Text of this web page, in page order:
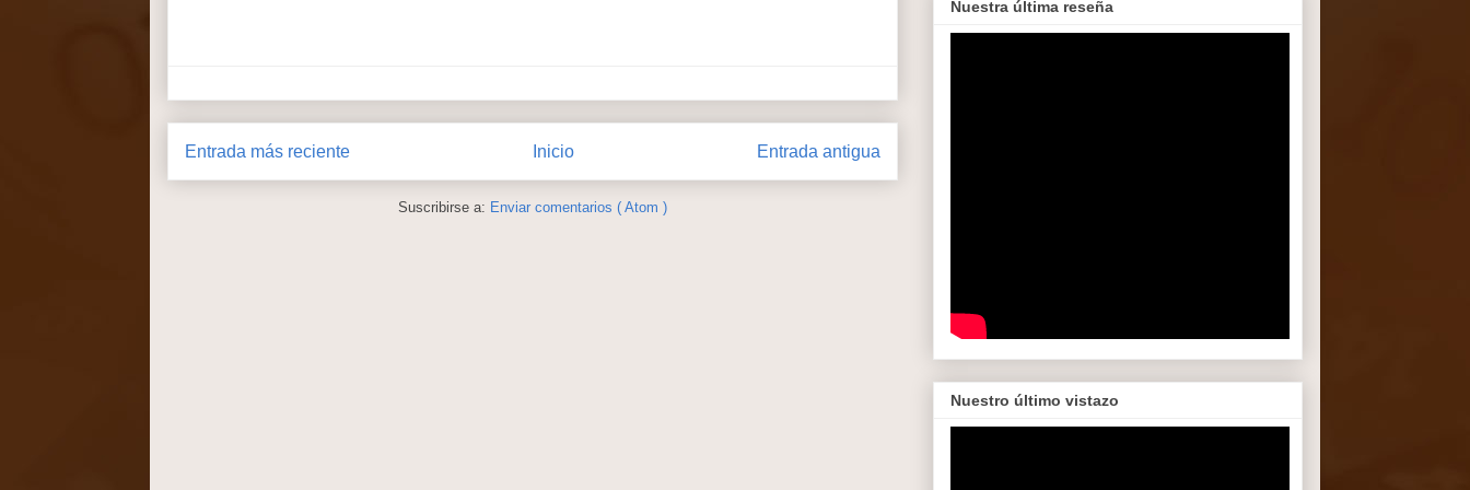
Entrada más reciente Entrada antigua
Inicio
Suscribirse a: Enviar comentarios ( Atom )
Nuestra última reseña
Nuestro último vistazo